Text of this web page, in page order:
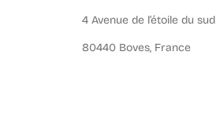
4 Avenue de l’étoile du sud
80440 Boves, France